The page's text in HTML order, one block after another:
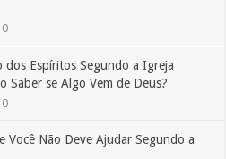
0
dos Espíritos Segundo a Igreja
Saber se Algo Vem de Deus?
0
Você Não Deve Ajudar Segundo a